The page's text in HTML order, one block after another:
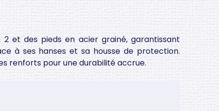
et des pieds en acier grainé, garantissant
à ses hanses et sa housse de protection.
renforts pour une durabilité accrue.